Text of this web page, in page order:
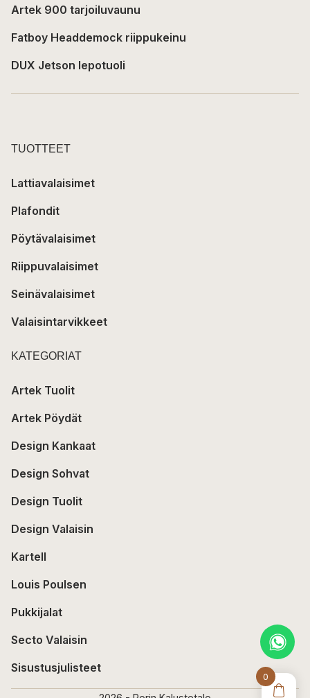
0
Artek 900 tarjoiluvaunu
Fatboy Headdemock riippukeinu
DUX Jetson lepotuoli
TUOTTEET
Lattiavalaisimet
Plafondit
Pöytävalaisimet
Riippuvalaisimet
Seinävalaisimet
Valaisintarvikkeet
KATEGORIAT
Artek Tuolit
Artek Pöydät
Design Kankaat
Design Sohvat
Design Tuolit
Design Valaisin
Kartell
Louis Poulsen
Pukkijalat
Secto Valaisin
Sisustusjulisteet